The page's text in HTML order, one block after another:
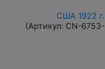
США 1922
(Артикул: CN-